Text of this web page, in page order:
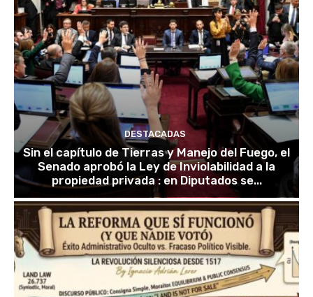
DESTACADAS
Sin el capítulo de Tierras y Manejo del Fuego, el
Senado aprobó la Ley de Inviolabilidad a la
propiedad privada : en Diputados se...